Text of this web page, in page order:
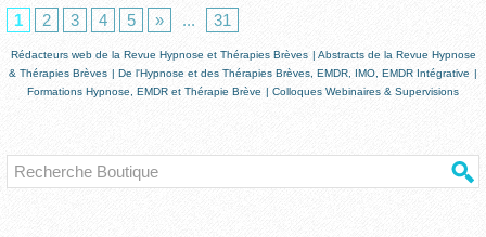
1
2 3 4 5 » ... 31
Rédacteurs web de la Revue Hypnose et Thérapies Brèves | Abstracts de la Revue Hypnose
& Thérapies Brèves | De l'Hypnose et des Thérapies Brèves, EMDR, IMO, EMDR Intégrative |
Formations Hypnose, EMDR et Thérapie Brève | Colloques Webinaires & Supervisions